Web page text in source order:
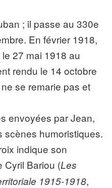
; il passe au 330e
En février 1918,
27 mai 1918 au
rendu le 14 octobre
se remarie pas et
envoyées par Jean,
scènes humoristiques.
indique son
Cyril Bariou (Les
1915-1918,